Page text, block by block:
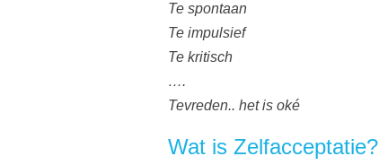
Te spontaan
Te impulsief
Te kritisch
….
Tevreden.. het is oké
Wat is Zelfacceptatie?